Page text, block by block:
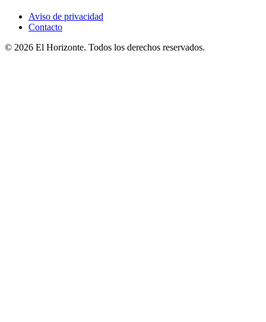
Aviso de privacidad
Contacto
© 2026 El Horizonte. Todos los derechos reservados.